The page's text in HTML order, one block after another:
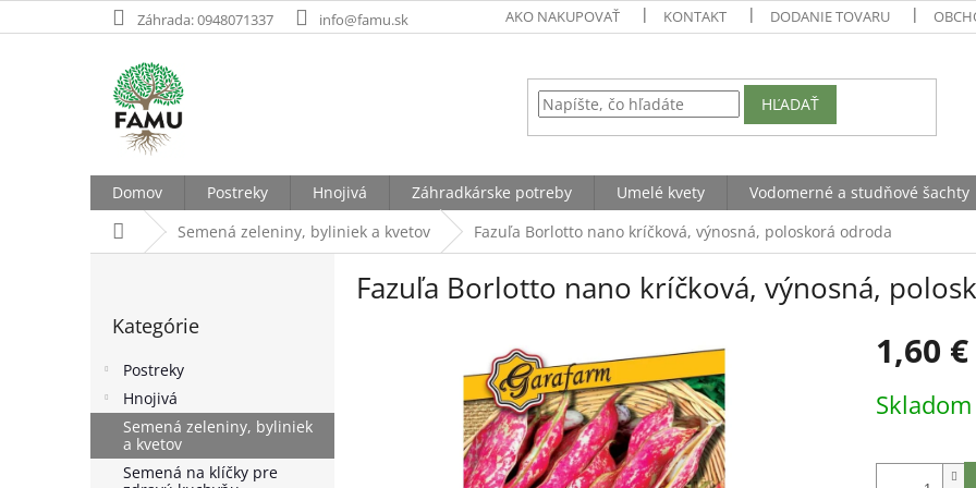
na
Záhrada: 0948071337 info@famu.sk AKO NAKUPOVAŤ KONTAKT DODANIE TOVARU
HĽADAŤ
Domov Postreky Hnojivá Záhradkárske potreby Umelé kvety Vodomerné a studňové šachty
DomovSemená zeleniny, byliniek a kvetov Fazuľa Borlotto nano kríčková, výnosná, poloskorá odroda
a
e
kategórie
Kategórie
Postreky
Hnojivá
Semená zeleniny, byliniek
a kvetov
Semená na klíčky pre
Fazuľa Borlotto nano kríčková, výnosná,
1,60 €
cena:
Skladom